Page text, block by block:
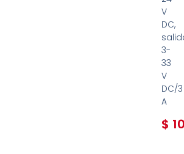
V
DC,
3-
33
V
DC/3
A
$